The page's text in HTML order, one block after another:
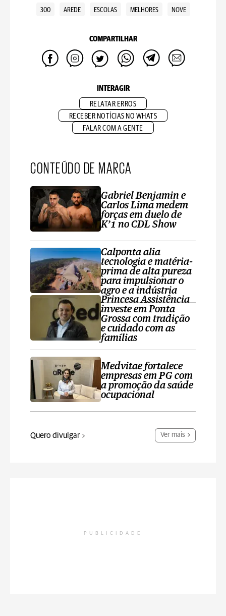
300 AREDE ESCOLAS MELHORES NOVE
COMPARTILHAR
INTERAGIR
RELATAR ERROS
RECEBER NOTÍCIAS NO WHATS
FALAR COM A GENTE
CONTEÚDO DE MARCA
Gabriel Benjamin e
Carlos Lima medem
forças em duelo de
K’1 no CDL Show
Calponta alia
tecnologia e matéria-
prima de alta pureza
para impulsionar o
agro e a indústria
Princesa Assistência
investe em Ponta
Grossa com tradição
e cuidado com as
famílias
Medvitae fortalece
empresas em PG com
a promoção da saúde
ocupacional
Quero divulgar Ver mais
PUBLICIDADE